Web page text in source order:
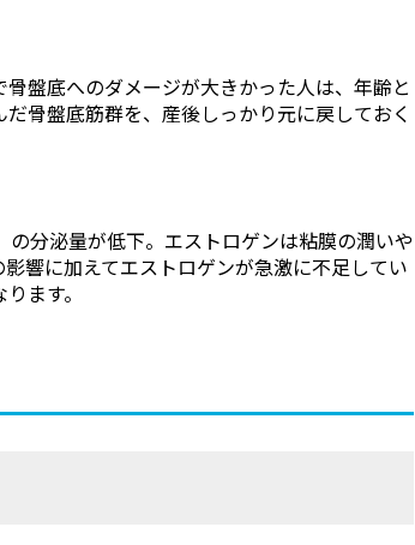
盤底へのダメージが大きかった人は、年齢と
骨盤底筋群を、産後しっかり元に戻しておく
分泌量が低下。エストロゲンは粘膜の潤いや
響に加えてエストロゲンが急激に不足してい
ます。